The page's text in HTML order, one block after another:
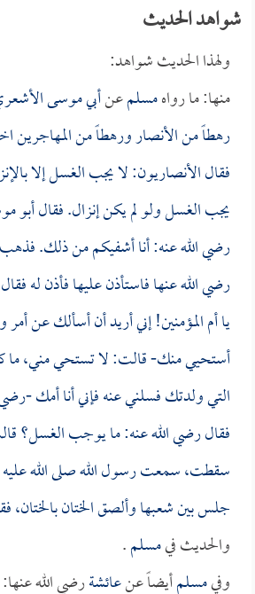
شواهد الحديث
ولهذا الحديث شواهد:
منها: ما رواهمسلمعنأبي موسى
رهطاً من الأنصار ورهطاً من المهاجرين
فقال الأنصاريون: لا يجب الغسل إلا
يجب الغسل ولو لم يكن إنزال. فقالأبو
رضي الله عنه: أنا أشفيكم من ذلك. فذهب
رضي الله عنها فاستأذن عليها فأذن له
يا أم المؤمنين! إني أريد أن أسألك عن
أستحيي منك- قالت: لا تستحي مني، ما
التي ولدتك فسلني عنه فإني أنا أمك -
فقال رضي الله عنه: ما يوجب الغسل؟
سقطت، سمعت رسول الله صلى الله
جلس بين شعبها وألصق الختان
والحديث فيمسلم.
وفيمسلمأيضاً عنعائشةرضي الله